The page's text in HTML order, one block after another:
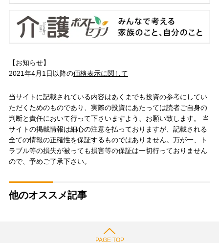
【お知らせ】
2021年4月1日以降の価格表示に関して
当サイトに記載されている内容はあくまでも投資の参考にしてい
ただくためのものであり、実際の投資にあたっては読者ご自身の
判断と責任において行って下さいますよう、お願い致します。 当
サイトの掲載情報は細心の注意を払っておりますが、記載される
全ての情報の正確性を保証するものではありません。万が一、ト
ラブル等の損失が被っても損害等の保証は一切行っておりません
ので、予めご了承下さい。
他のオススメ記事
PAGE TOP